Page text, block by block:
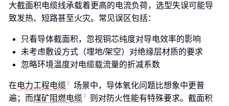
大截面积电缆线承载着更高的电流负荷，选型失误可能导
致发热、短路甚至火灾。常见误区包括：
只看导体截面积，忽视铜芯纯度对导电效率的影响
未考虑敷设方式（埋地/架空）对绝缘层材质的要求
忽略环境温度对电缆载流量的折减系数
在电力工程电缆
场景中，导体氧化问题比想象中更普
遍；而煤矿阻燃电缆
则对防火性能有特殊要求。截面积